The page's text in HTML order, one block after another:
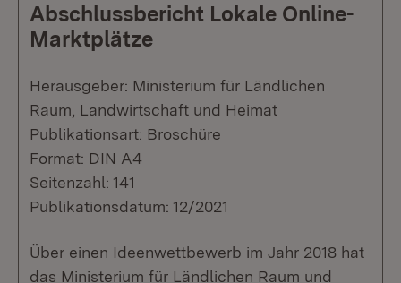
Abschlussbericht Lokale Online-
Marktplätze
Herausgeber: Ministerium für Ländlichen
Raum, Landwirtschaft und Heimat
Publikationsart: Broschüre
Format: DIN A4
Seitenzahl: 141
Publikationsdatum: 12/2021
Über einen Ideenwettbewerb im Jahr 2018 hat
das Ministerium für Ländlichen Raum und